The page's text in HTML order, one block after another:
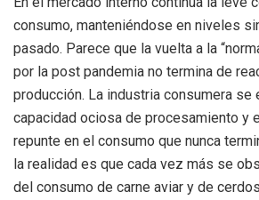
consumo, manteniéndose en niveles
pasado. Parece que la vuelta a la
por la post pandemia no termina de
producción. La industria consumera se
capacidad ociosa de procesamiento y
repunte en el consumo que nunca
la realidad es que cada vez más se
del consumo de carne aviar y de